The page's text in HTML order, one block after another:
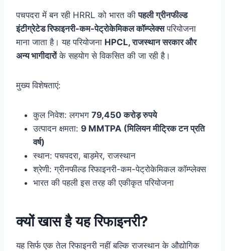
पचपदरा में बन रही HRRL को भारत कीपहली ग्रीनफील्ड
इंटीग्रेटेड रिफाइनरी-कम-पेट्रोकेमिकल कॉम्प्लेक्सपरियोजना
माना जाता है। यह परियोजना HPCL, राजस्थान सरकार और
अन्य भागीदारोंके सहयोग से विकसित की जा रही है।
मुख्य विशेषताएं:
कुल निवेश: लगभग 79,450 करोड़ रुपये
उत्पादन क्षमता: 9 MMTPA (मिलियन मीट्रिक टन प्रति
वर्ष)
स्थान: पचपदरा, बाड़मेर, राजस्थान
श्रेणी: ग्रीनफील्ड रिफाइनरी-कम-पेट्रोकेमिकल कॉम्प्लेक्स
भारत की पहली इस तरह की एकीकृत परियोजना
क्यों खास है यह रिफाइनरी?
यह सिर्फ एक तेल रिफाइनरी नहीं बल्कि राजस्थान के औद्योगिक